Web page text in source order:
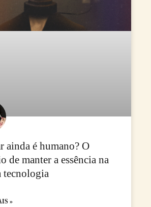
ainda é humano? O
de manter a essência na
tecnologia
»